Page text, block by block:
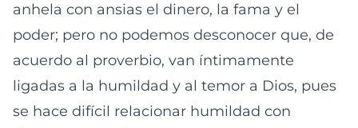
anhela con ansias el dinero, la fama y el
poder; pero no podemos desconocer que, de
acuerdo al proverbio, van íntimamente
ligadas a la humildad y al temor a Dios, pues
se hace difícil relacionar humildad con